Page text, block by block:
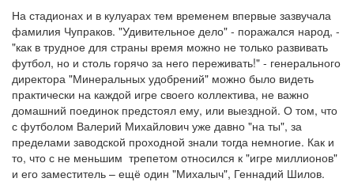
На стадионах и в кулуарах тем временем впервые зазвучала
фамилия Чупраков. "Удивительное дело" - поражался народ, -
"как в трудное для страны время можно не только развивать
футбол, но и столь горячо за него переживать!" - генерального
директора "Минеральных удобрений" можно было видеть
практически на каждой игре своего коллектива, не важно
домашний поединок предстоял ему, или выездной. О том, что
с футболом Валерий Михайлович уже давно "на ты", за
пределами заводской проходной знали тогда немногие. Как и
то, что с не меньшим трепетом относился к "игре миллионов"
и его заместитель – ещё один "Михалыч", Геннадий Шилов.